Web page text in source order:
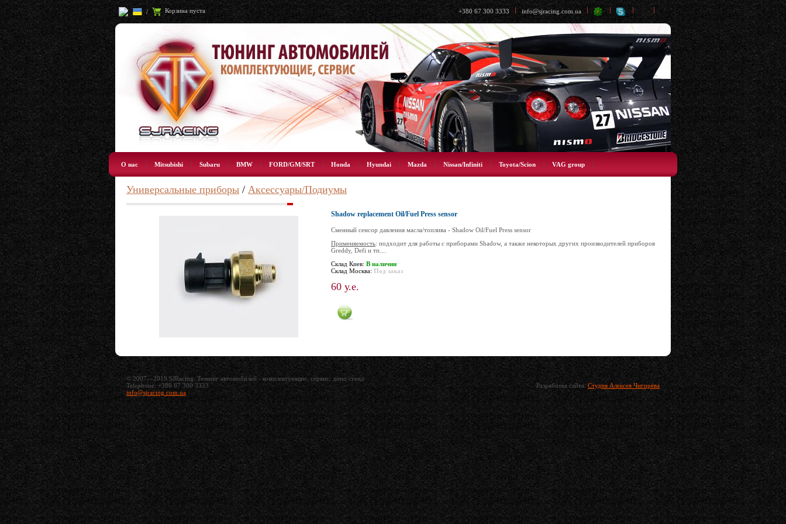
/ Корзина пуста +380 67 300 3333 info@sjracing.com.ua
О нас | Mitsubishi | Subaru | BMW | FORD/GM/SRT | Honda | Hyundai | Mazda | Nissan/Infiniti | Toyota/Scion | VAG group |
Универсальные приборы / Аксессуары/Подиумы
Shadow replacement Oil/Fuel Press sensor
Сменный сенсор давления масла/топлива - Shadow Oil/Fuel Press sensor
Применяемость: подходит для работы с приборами Shadow, а также некоторых других производителей приборов
Greddy, Defi и тп....
Склад Киев: В наличии
Склад Москва: Под заказ
60 у.е.
© 2007—2019 SJRacing. Тюнинг автомобилей - комплектующие, сервис, дино стенд
Telephone: +380 67 300 3333
info@sjracing.com.ua
Разработка сайта:Студия Алексея Чигирёва